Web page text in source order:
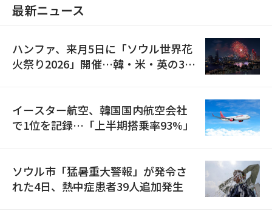
最新ニュース
ハンファ、来月5日に「ソウル世界花
火祭り2026」開催…韓・米・英の3カ
イースター航空、韓国国内航空会社
で1位を記録…「上半期搭乗率93%」
ソウル市「猛暑重大警報」が発令さ
れた4日、熱中症患者39人追加発生